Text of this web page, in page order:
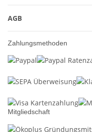
AGB
Zahlungsmethoden
Mitgliedschaft